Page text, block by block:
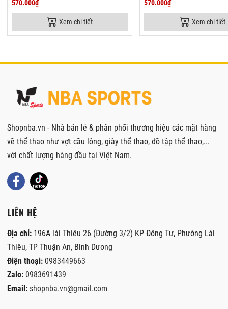
570.000₫
Xem chi tiết
570.000₫
Xem chi tiết
Shopnba.vn - Nhà bán lẻ & phân phối thương hiệu các mặt hàng
về thể thao như vợt cầu lông, giày thể thao, đồ tập thể thao,...
với chất lượng hàng đầu tại Việt Nam.
LIÊN HỆ
Địa chỉ: 196A lái Thiêu 26 (Đường 3/2) KP Đông Tư, Phường Lái
Thiêu, TP Thuận An, Bình Dương
Điện thoại: 0983449663
Zalo: 0983691439
Email: shopnba.vn@gmail.com